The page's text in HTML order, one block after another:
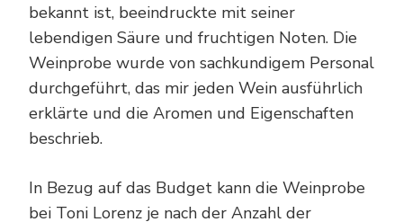
bekannt ist, beeindruckte mit seiner
lebendigen Säure und fruchtigen Noten. Die
Weinprobe wurde von sachkundigem Personal
durchgeführt, das mir jeden Wein ausführlich
erklärte und die Aromen und Eigenschaften
beschrieb.
In Bezug auf das Budget kann die Weinprobe
bei Toni Lorenz je nach der Anzahl der